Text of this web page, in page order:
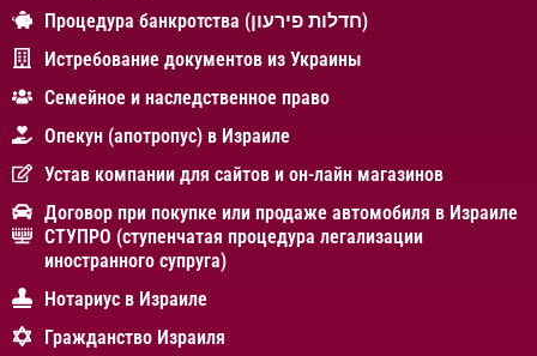
Процедура банкротства (חדלות פירעון)
Истребование документов из Украины
Cемейное и наследственное право
Опекун (апотропус) в Израиле
Устав компании для сайтов и он-лайн магазинов
Договор при покупке или продаже автомобиля в Израиле
СТУПРО (ступенчатая процедура легализации
иностранного супруга)
Нотариус в Израиле
Гражданство Израиля